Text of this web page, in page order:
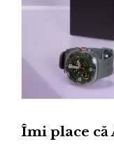
Îmi place că